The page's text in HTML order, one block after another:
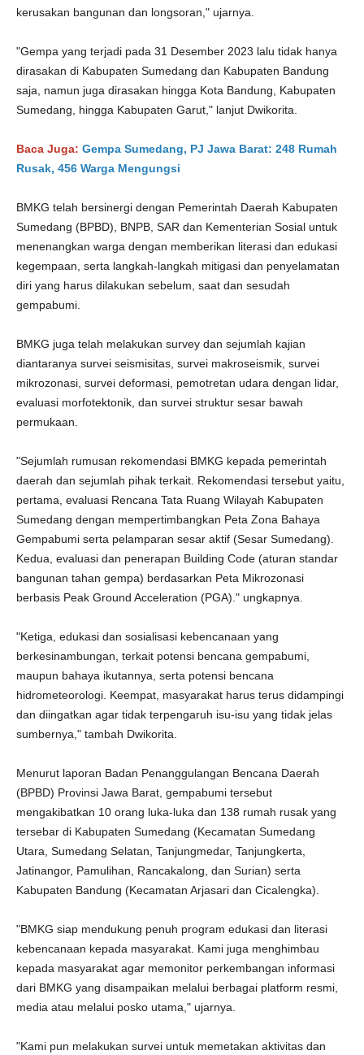
kerusakan bangunan dan longsoran," ujarnya.
"Gempa yang terjadi pada 31 Desember 2023 lalu tidak hanya
dirasakan di Kabupaten Sumedang dan Kabupaten Bandung
saja, namun juga dirasakan hingga Kota Bandung, Kabupaten
Sumedang, hingga Kabupaten Garut," lanjut Dwikorita.
Baca Juga: Gempa Sumedang, PJ Jawa Barat: 248 Rumah
Rusak, 456 Warga Mengungsi
BMKG telah bersinergi dengan Pemerintah Daerah Kabupaten
Sumedang (BPBD), BNPB, SAR dan Kementerian Sosial untuk
menenangkan warga dengan memberikan literasi dan edukasi
kegempaan, serta langkah-langkah mitigasi dan penyelamatan
diri yang harus dilakukan sebelum, saat dan sesudah
gempabumi.
BMKG juga telah melakukan survey dan sejumlah kajian
diantaranya survei seismisitas, survei makroseismik, survei
mikrozonasi, survei deformasi, pemotretan udara dengan lidar,
evaluasi morfotektonik, dan survei struktur sesar bawah
permukaan.
"Sejumlah rumusan rekomendasi BMKG kepada pemerintah
daerah dan sejumlah pihak terkait. Rekomendasi tersebut yaitu,
pertama, evaluasi Rencana Tata Ruang Wilayah Kabupaten
Sumedang dengan mempertimbangkan Peta Zona Bahaya
Gempabumi serta pelamparan sesar aktif (Sesar Sumedang).
Kedua, evaluasi dan penerapan Building Code (aturan standar
bangunan tahan gempa) berdasarkan Peta Mikrozonasi
berbasis Peak Ground Acceleration (PGA)." ungkapnya.
"Ketiga, edukasi dan sosialisasi kebencanaan yang
berkesinambungan, terkait potensi bencana gempabumi,
maupun bahaya ikutannya, serta potensi bencana
hidrometeorologi. Keempat, masyarakat harus terus didampingi
dan diingatkan agar tidak terpengaruh isu-isu yang tidak jelas
sumbernya," tambah Dwikorita.
Menurut laporan Badan Penanggulangan Bencana Daerah
(BPBD) Provinsi Jawa Barat, gempabumi tersebut
mengakibatkan 10 orang luka-luka dan 138 rumah rusak yang
tersebar di Kabupaten Sumedang (Kecamatan Sumedang
Utara, Sumedang Selatan, Tanjungmedar, Tanjungkerta,
Jatinangor, Pamulihan, Rancakalong, dan Surian) serta
Kabupaten Bandung (Kecamatan Arjasari dan Cicalengka).
"BMKG siap mendukung penuh program edukasi dan literasi
kebencanaan kepada masyarakat. Kami juga menghimbau
kepada masyarakat agar memonitor perkembangan informasi
dari BMKG yang disampaikan melalui berbagai platform resmi,
media atau melalui posko utama," ujarnya.
"Kami pun melakukan survei untuk memetakan aktivitas dan